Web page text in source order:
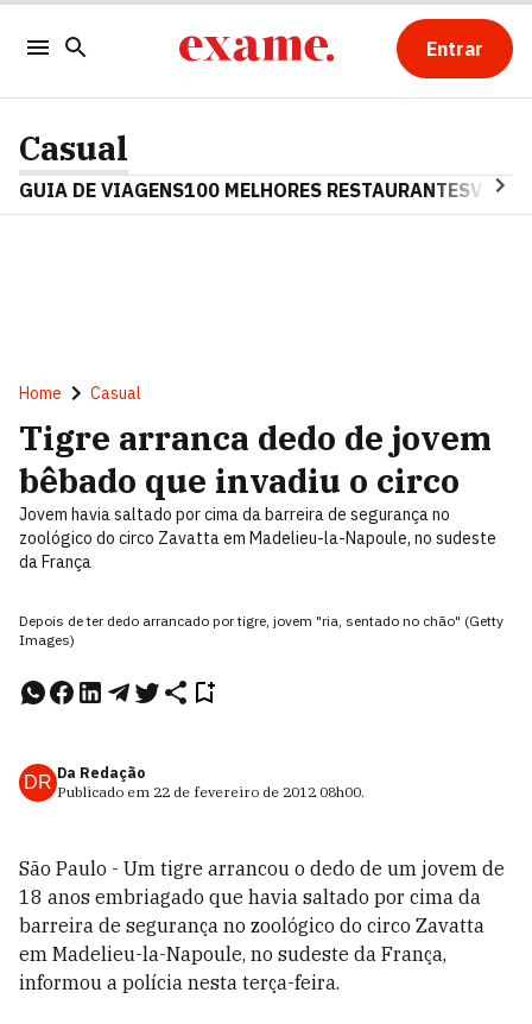
Entrar
Casual
GUIA DE VIAGENS100 MELHORES RESTAURANTES
Home Casual
Tigre arranca dedo de jovem
bêbado que invadiu o circo
Jovem havia saltado por cima da barreira de segurança no
zoológico do circo Zavatta em Madelieu-la-Napoule, no sudeste
da França
Depois de ter dedo arrancado por tigre, jovem "ria, sentado no chão" (Getty
Images)
DR Da Redação
Publicado em 22 de fevereiro de 2012 08h00.
São Paulo - Um tigre arrancou o dedo de um jovem de
18 anos embriagado que havia saltado por cima da
barreira de segurança no zoológico do circo Zavatta
em Madelieu-la-Napoule, no sudeste da França,
informou a polícia nesta terça-feira.